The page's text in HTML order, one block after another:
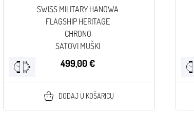
SWISS MILITARY HANOWA
FLAGSHIP HERITAGE
CHRONO
SATOVI MUŠKI
499,00 €
DODAJ U KOŠARICU